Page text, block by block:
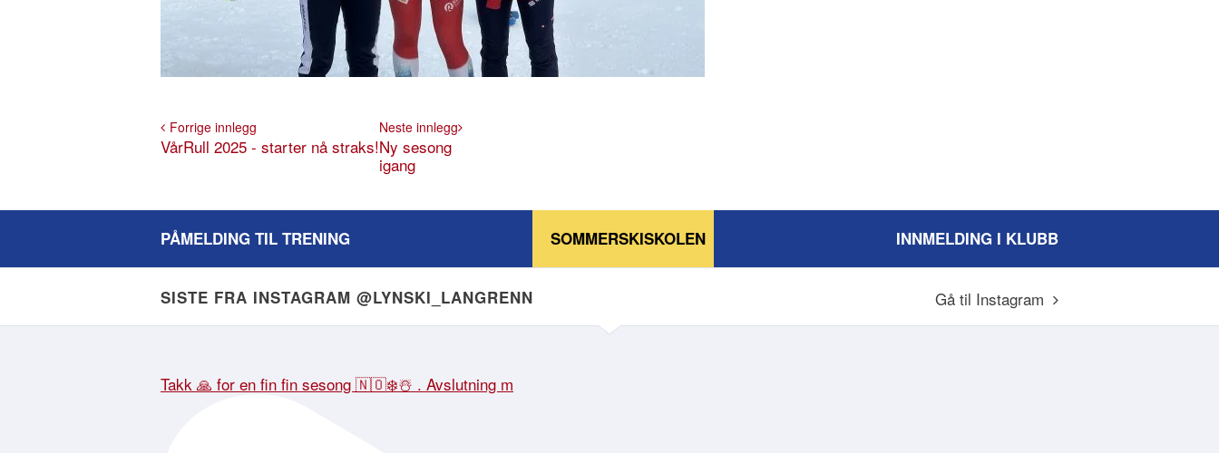
Forrige innlegg
VårRull 2025 - starter nå straks!
Neste innlegg
Ny sesong
igang
PÅMELDING TIL TRENING INNMELDING I KLUBB
SOMMERSKISKOLEN
SISTE FRA INSTAGRAM @LYNSKI_LANGRENN Gå til Instagram
Takk 🙏 for en fin fin sesong 🇳🇴❄️☃️ . Avslutning m